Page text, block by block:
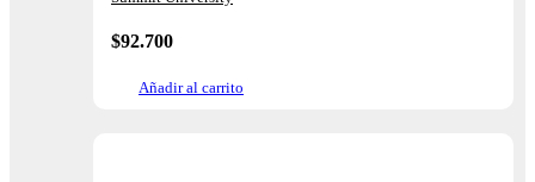
$92.700
Añadir al carrito